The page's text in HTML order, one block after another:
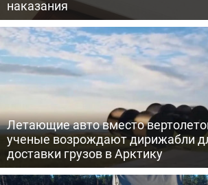
наказания
Летающие авто вместо
ученые возрождают дирижабли
доставки грузов в Арктику